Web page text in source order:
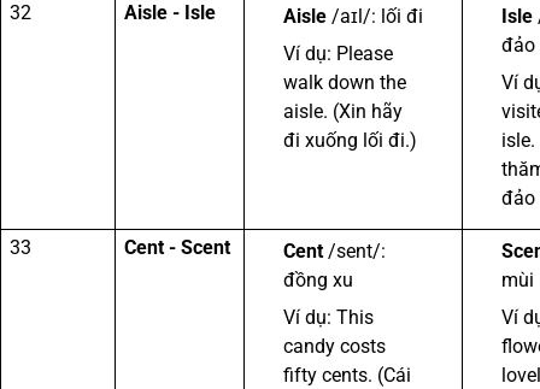
32 Aisle - Isle Aisle/aɪl/: lối đi
Ví dụ: Please
walk down the
aisle. (Xin hãy
đi xuống lối đi.)
Isle
đảo
Ví
đảo
33 Cent - Scent Cent/sent/:
đồng xu
Ví dụ: This
candy costs
fifty cents. (Cái
mùi
Ví